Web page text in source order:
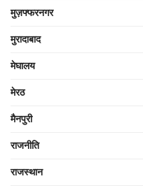
मुज़फ्फरनगर
मुरादाबाद
मेघालय
मेरठ
मैनपुरी
राजनीति
राजस्थान